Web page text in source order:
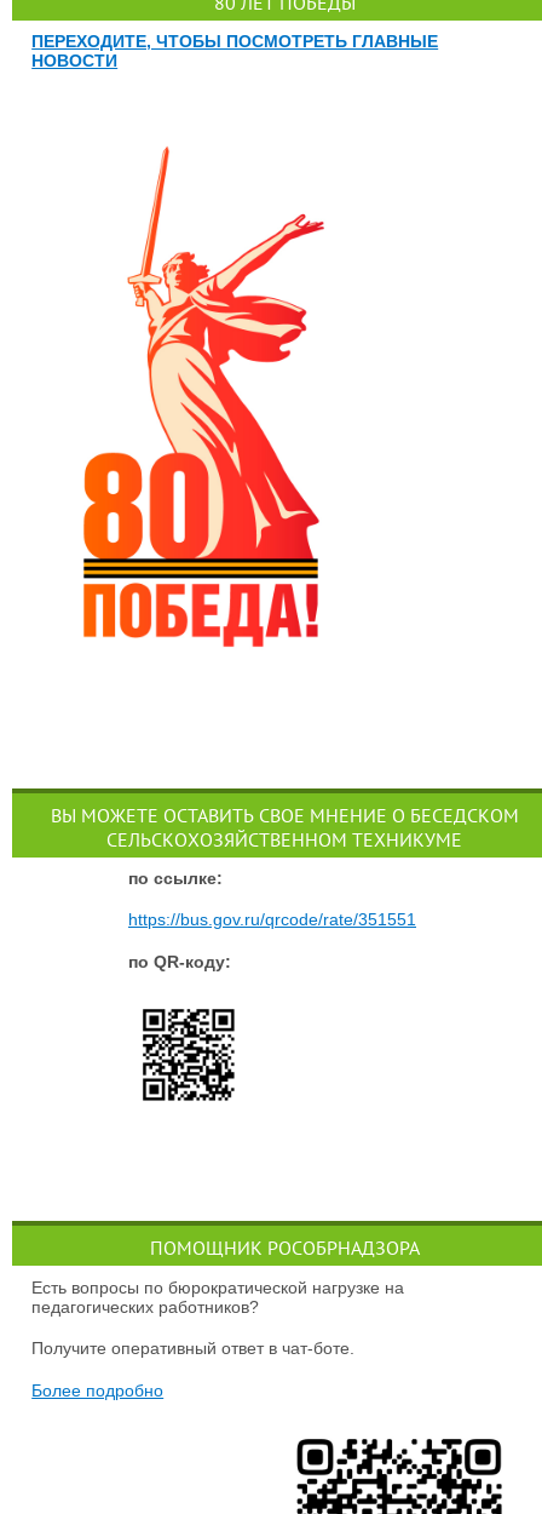
ПЕРЕХОДИТЕ, ЧТОБЫ ПОСМОТРЕТЬ ГЛАВНЫЕ
НОВОСТИ
ВЫ МОЖЕТЕ ОСТАВИТЬ СВОЕ МНЕНИЕ О БЕСЕДСКОМ
СЕЛЬСКОХОЗЯЙСТВЕННОМ ТЕХНИКУМЕ
по ссылке:
https://bus.gov.ru/qrcode/rate/351551
по QR-коду:
ПОМОЩНИК РОСОБРНАДЗОРА
Есть вопросы по бюрократической нагрузке на
педагогических работников?
Получите оперативный ответ в чат-боте.
Более подробно